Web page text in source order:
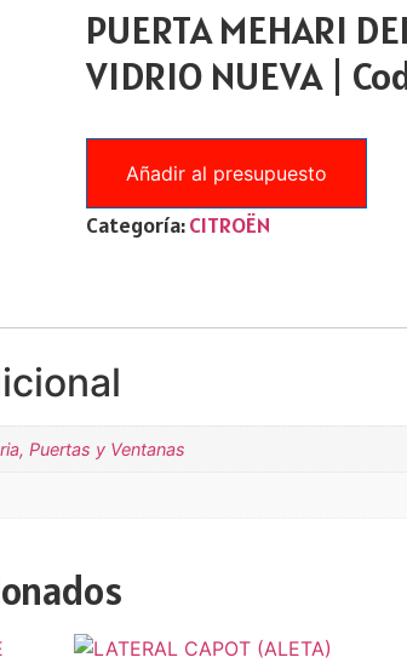
PUERTA MEHARI
VIDRIO NUEVA |
Añadir al presupuesto
Categoría:CITROËN
Puertas y Ventanas